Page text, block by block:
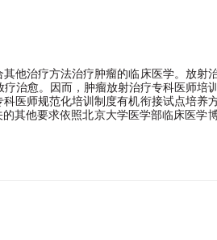
他治疗方法治疗肿瘤的临床医学。放射
治愈。因而，肿瘤放射治疗专科医师培
医师规范化培训制度有机衔接试点培养
其他要求依照北京大学医学部临床医学